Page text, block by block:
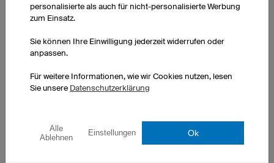
personalisierte als auch für nicht-personalisierte Werbung
zum Einsatz.
Sie können Ihre Einwilligung jederzeit widerrufen oder
anpassen.
Für weitere Informationen, wie wir Cookies nutzen, lesen
Sie unsere Datenschutzerklärung
Alle
Ablehnen
Einstellungen Ok